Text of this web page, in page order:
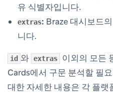
유 식별자입니다.
extras: Braze 대시보드
니다.
id 와 extras
이외의 모든
Cards에서 구문 분석할 필
대한 자세한 내용은 각 플